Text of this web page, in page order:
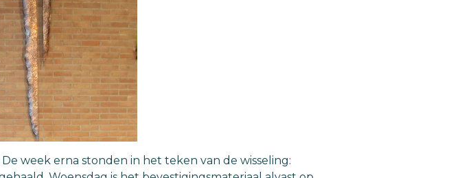
week erna stonden in het teken van de wisseling: